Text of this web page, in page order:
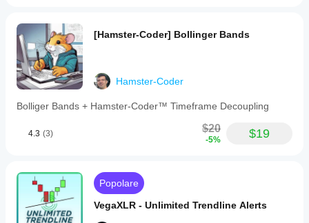
[Hamster-Coder] Bollinger Bands
Hamster-Coder
Bolliger Bands + Hamster-Coder™ Timeframe Decoupling
4.3 (3) $20
-5% $19
Popolare
VegaXLR - Unlimited Trendline Alerts